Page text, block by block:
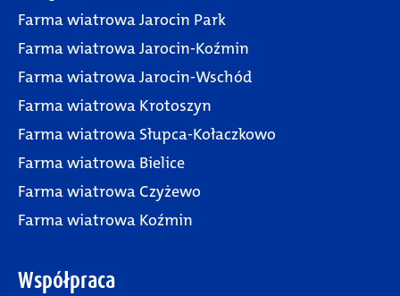
Farma wiatrowa Jarocin Park
Farma wiatrowa Jarocin-Koźmin
Farma wiatrowa Jarocin-Wschód
Farma wiatrowa Krotoszyn
Farma wiatrowa Słupca-Kołaczkowo
Farma wiatrowa Bielice
Farma wiatrowa Czyżewo
Farma wiatrowa Koźmin
Współpraca